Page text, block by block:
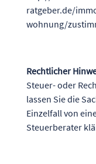
ratgeber.de/
wohnung/
Rechtlicher
Steuer- oder
lassen Sie die
Einzelfall von
Steuerberater